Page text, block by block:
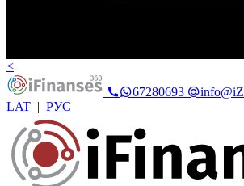
<
67280693
LAT | РУС